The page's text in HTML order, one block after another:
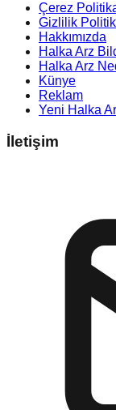
Çerez
Gizlilik
Hakkımızda
Halka Arz
Halka Arz
Künye
Reklam
Yeni Halka
İletişim